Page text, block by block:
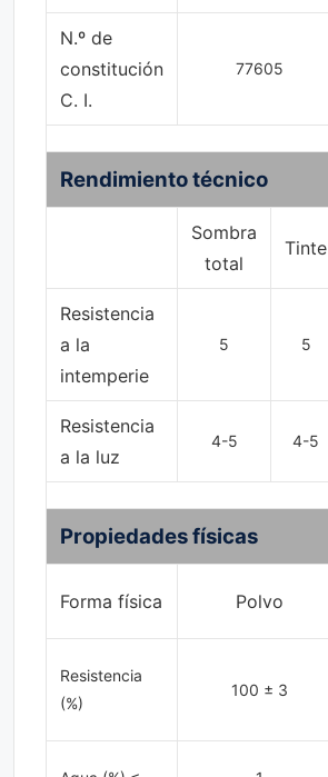
N.º de
constitución
C. I.
77605
Rendimiento técnico
Sombra
total
Tinte
Resistencia
a la
intemperie
5 5
Resistencia
a la luz
4-5 4-5
Propiedades físicas
Forma física Polvo
Resistencia
(%)
100 ± 3